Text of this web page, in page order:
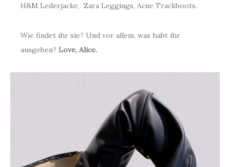
H&M Lederjacke, Zara Leggings, Acne Trackboots.
Wie findet ihr sie? Und vor allem, was habt ihr
ausgeben? Love, Alice.